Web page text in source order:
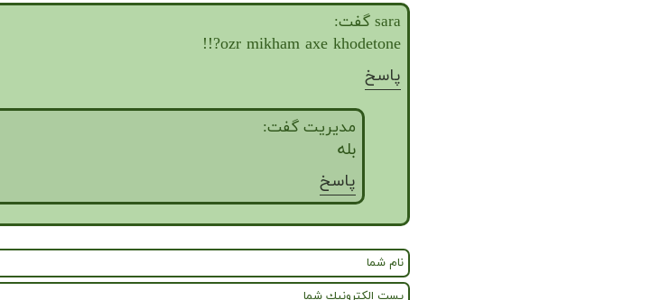
sara گفت:
ozr mikham axe khodetone?!!
پاسخ
مدیریت گفت:
بله
پاسخ